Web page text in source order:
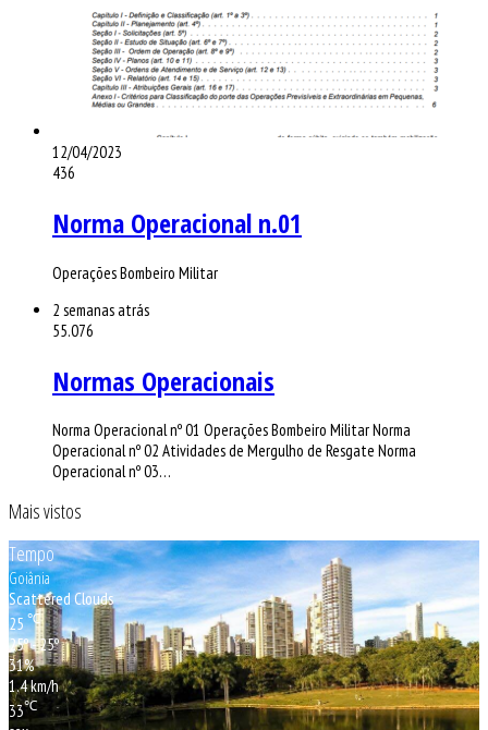
12/04/2023
436
Norma Operacional n.01
Operações Bombeiro Militar
2 semanas atrás
55.076
Normas Operacionais
Norma Operacional nº 01 Operações Bombeiro Militar Norma
Operacional nº 02 Atividades de Mergulho de Resgate Norma
Operacional nº 03…
Mais vistos
Tempo
Goiânia
Scattered Clouds
25℃
25º - 25º
31%
1.4 km/h
33℃